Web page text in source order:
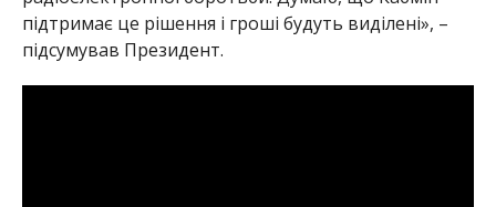
підтримає це рішення і гроші будуть виділені», –
підсумував Президент.